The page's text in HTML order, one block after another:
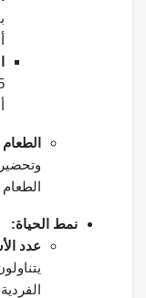
نمط الحياة:
عدد